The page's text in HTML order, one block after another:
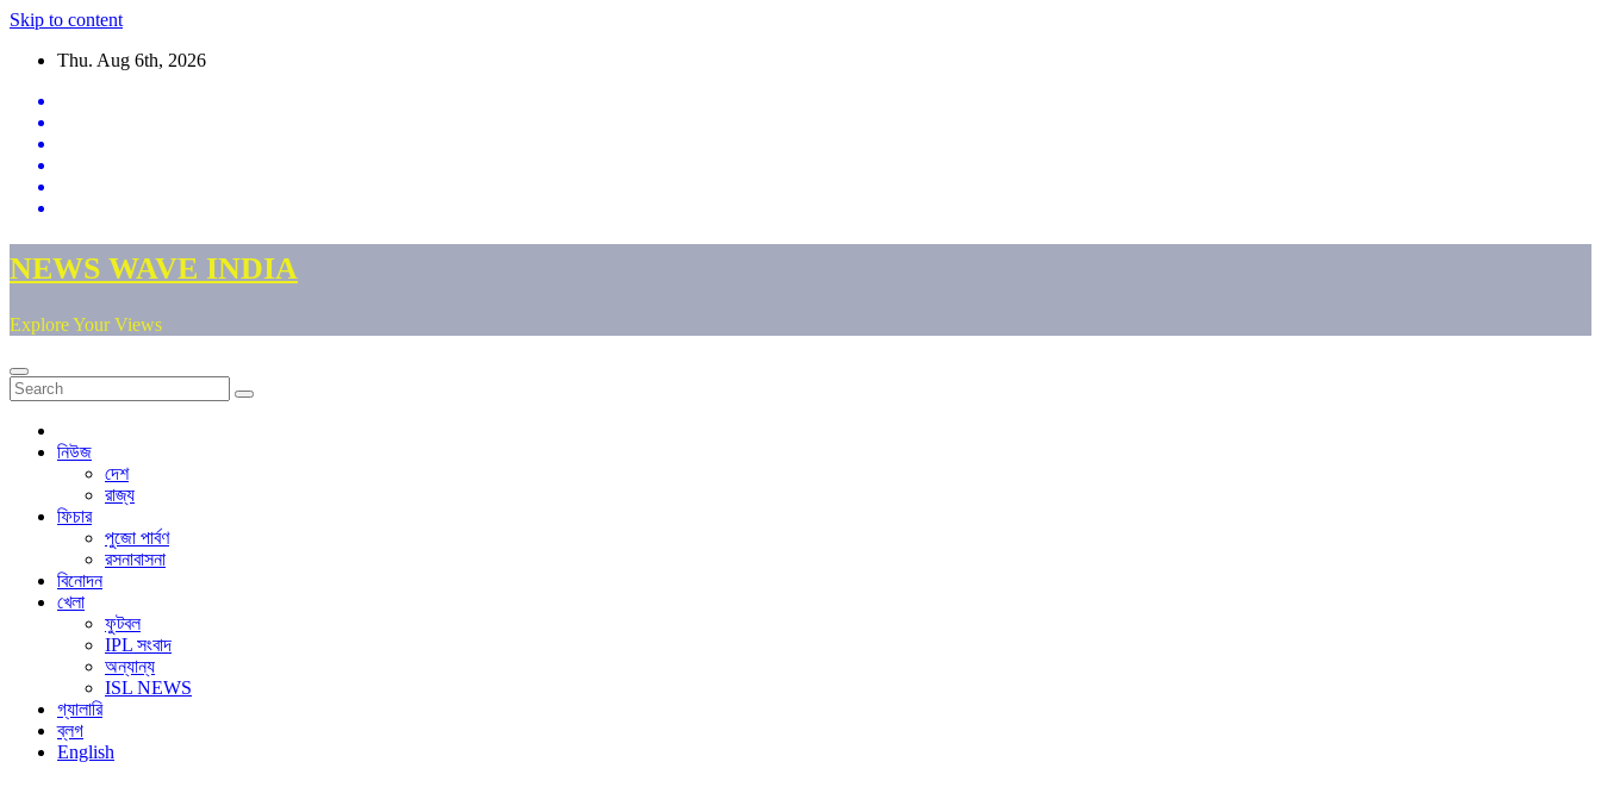
Skip to content
Thu. Aug 6th, 2026
NEWS WAVE INDIA
Explore Your Views
নিউজ
দেশ
রাজ্য
ফিচার
পুজো পার্বণ
রসনাবাসনা
বিনোদন
খেলা
ফুটবল
IPL সংবাদ
অন্যান্য
ISL NEWS
গ্যালারি
ব্লগ
English